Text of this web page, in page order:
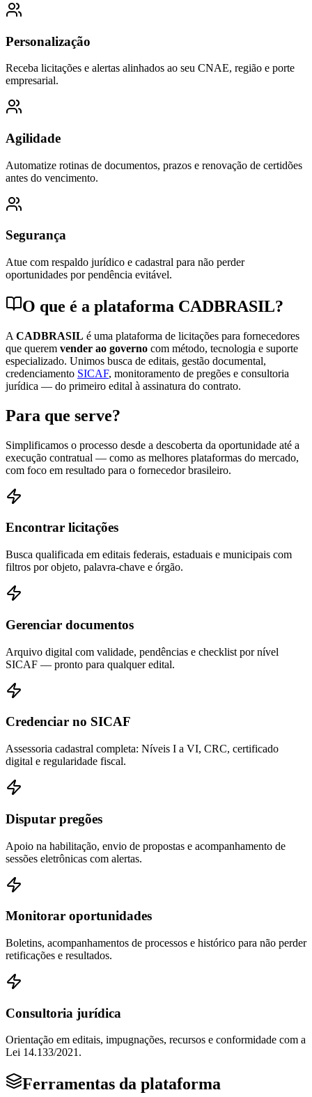
Personalização
Receba licitações e alertas alinhados ao seu CNAE, região e porte
empresarial.
Agilidade
Automatize rotinas de documentos, prazos e renovação de certidões
antes do vencimento.
Segurança
Atue com respaldo jurídico e cadastral para não perder
oportunidades por pendência evitável.
O que é a plataforma CADBRASIL?
A CADBRASIL é uma plataforma de licitações para fornecedores
que querem vender ao governo com método, tecnologia e suporte
especializado. Unimos busca de editais, gestão documental,
credenciamento SICAF, monitoramento de pregões e consultoria
jurídica — do primeiro edital à assinatura do contrato.
Para que serve?
Simplificamos o processo desde a descoberta da oportunidade até a
execução contratual — como as melhores plataformas do mercado,
com foco em resultado para o fornecedor brasileiro.
Encontrar licitações
Busca qualificada em editais federais, estaduais e municipais com
filtros por objeto, palavra-chave e órgão.
Gerenciar documentos
Arquivo digital com validade, pendências e checklist por nível
SICAF — pronto para qualquer edital.
Credenciar no SICAF
Assessoria cadastral completa: Níveis I a VI, CRC, certificado
digital e regularidade fiscal.
Disputar pregões
Apoio na habilitação, envio de propostas e acompanhamento de
sessões eletrônicas com alertas.
Monitorar oportunidades
Boletins, acompanhamentos de processos e histórico para não perder
retificações e resultados.
Consultoria jurídica
Orientação em editais, impugnações, recursos e conformidade com a
Lei 14.133/2021.
Ferramentas da plataforma